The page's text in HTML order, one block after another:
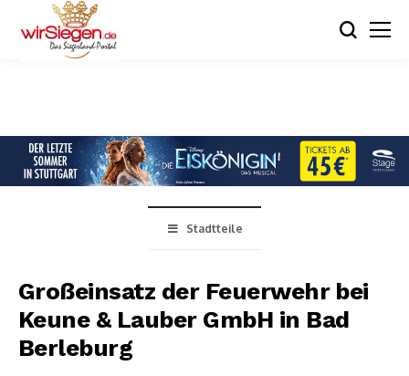
Stadtteile
Großeinsatz der Feuerwehr bei
Keune & Lauber GmbH in Bad
Berleburg